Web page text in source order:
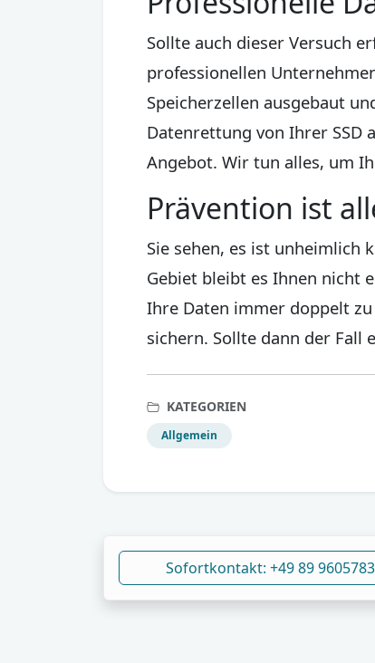
Sollte auch dieser Versuch
professionellen
Speicherzellen ausgebaut
Datenrettung von Ihrer SSD
Angebot. Wir tun alles, um
Prävention ist
Sie sehen, es ist unheimlich
Gebiet bleibt es Ihnen nicht
Ihre Daten immer doppelt
sichern. Sollte dann der Fall
KATEGORIEN
Allgemein
Sofortkontakt: +49 89